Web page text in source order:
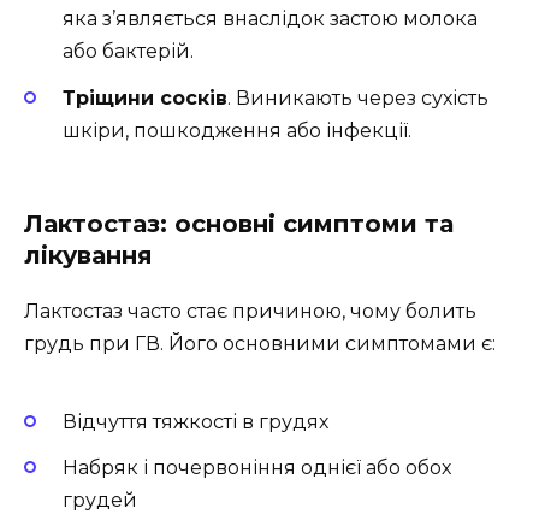
яка з’являється внаслідок застою молока
або бактерій.
Тріщини сосків. Виникають через сухість
шкіри, пошкодження або інфекції.
Лактостаз: основні симптоми та
лікування
Лактостаз часто стає причиною, чому болить
грудь при ГВ. Його основними симптомами є:
Відчуття тяжкості в грудях
Набряк і почервоніння однієї або обох
грудей